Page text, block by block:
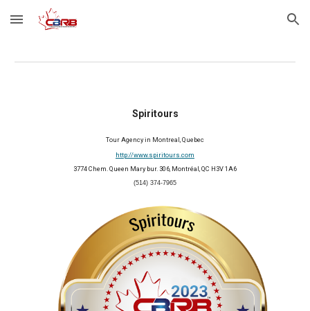
Skip to main content Skip to navigation
Spiritours
Tour Agency in Montreal, Quebec
http://www.spiritours.com
3774 Chem. Queen Mary bur. 306, Montréal, QC H3V 1A6
(514) 374-7965